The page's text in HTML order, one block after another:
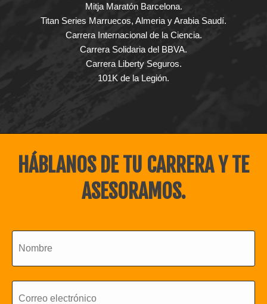
Mitja Maratón Barcelona.
Titan Series Marruecos, Almeria y Arabia Saudí.
Carrera Internacional de la Ciencia.
Carrera Solidaria del BBVA.
Carrera Liberty Seguros.
101K de la Legión.
HÁBLANOS DE TU CARRERA Y TE
ASESORAMOS.